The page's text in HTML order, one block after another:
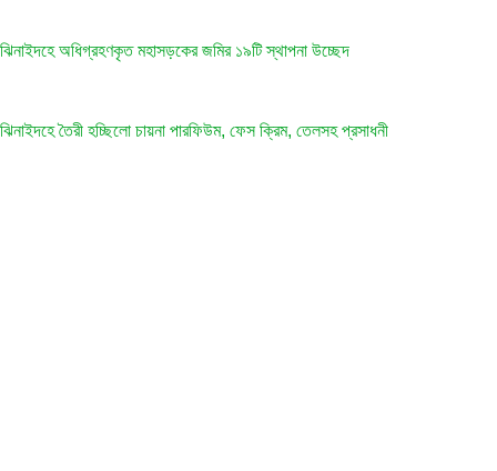
ঝিনাইদহে অধিগ্রহণকৃত মহাসড়কের জমির ১৯টি স্থাপনা উচ্ছেদ
ঝিনাইদহে তৈরী হচ্ছিলো চায়না পারফিউম, ফেস ক্রিম, তেলসহ প্রসাধনী